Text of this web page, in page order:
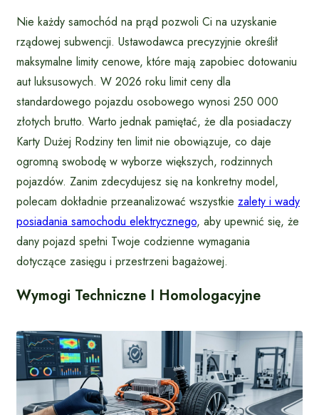
Nie każdy samochód na prąd pozwoli Ci na uzyskanie
rządowej subwencji. Ustawodawca precyzyjnie określił
maksymalne limity cenowe, które mają zapobiec dotowaniu
aut luksusowych. W 2026 roku limit ceny dla
standardowego pojazdu osobowego wynosi 250 000
złotych brutto. Warto jednak pamiętać, że dla posiadaczy
Karty Dużej Rodziny ten limit nie obowiązuje, co daje
ogromną swobodę w wyborze większych, rodzinnych
pojazdów. Zanim zdecydujesz się na konkretny model,
polecam dokładnie przeanalizować wszystkie zalety i wady
posiadania samochodu elektrycznego, aby upewnić się, że
dany pojazd spełni Twoje codzienne wymagania
dotyczące zasięgu i przestrzeni bagażowej.
Wymogi Techniczne I Homologacyjne